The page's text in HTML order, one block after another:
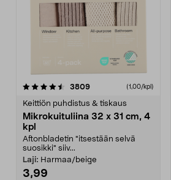
3809arvostelut (1,00/kpl)
Keittiön puhdistus & tiskaus
Mikrokuituliina 32 x 31 cm, 4
kpl
Aftonbladetin "itsestään selvä
suosikki" siiv...
Laji: Harmaa/beige
3,99
4.5viidestä